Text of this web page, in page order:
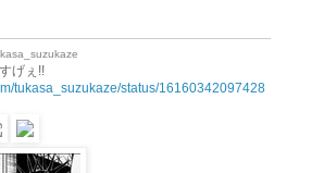
すげぇ!!
tukasa_suzukaze/status/16160342097428